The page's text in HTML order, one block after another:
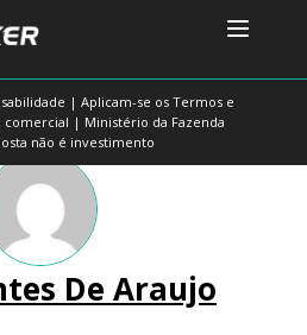
| Aplicam-se os Termos e
| Ministério da Fazenda
não é investimento
De Araujo